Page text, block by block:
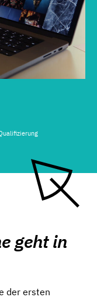
geht in
der ersten